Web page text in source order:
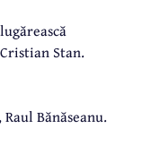
Stan.
Bănăseanu.